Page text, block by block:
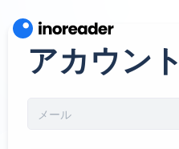
アカウン